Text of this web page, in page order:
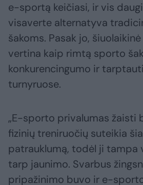
e-sportą keičiasi, ir vis
visaverte alternatyva
šakoms. Pasak jo,
vertina kaip rimtą sporto
konkurencingumo ir
turnyruose.
„E-sporto privalumas žaisti
fizinių treniruočių suteikia
patrauklumą, todėl ji tampa
tarp jaunimo. Svarbus
pripažinimo buvo ir e-